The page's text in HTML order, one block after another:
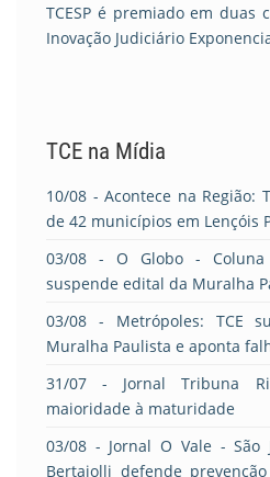
TCESP é premiado em duas
Inovação Judiciário
TCE na Mídia
10/08 - Acontece na Região:
de 42 municípios em Lençóis
03/08 - O Globo - Coluna
suspende edital da Muralha
03/08 - Metrópoles: TCE
Muralha Paulista e aponta
31/07 - Jornal Tribuna
maioridade à maturidade
03/08 - Jornal O Vale - São
Bertaiolli defende